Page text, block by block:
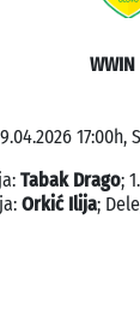
Tabak Drago;
Orkić Ilija;